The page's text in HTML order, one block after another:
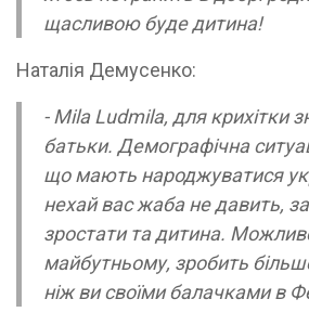
щасливою буде дитина!
Наталія Демусенко:
- Mila Ludmila, для крихітки
батьки. Демографічна
що мають народжуватися
нехай вас жаба не давить,
зростати та дитина.
майбутньому, зробить
ніж ви своїми балачками в